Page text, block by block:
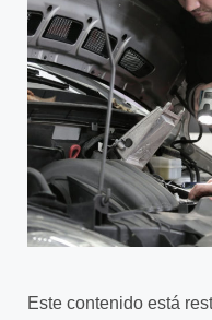
Este contenido está